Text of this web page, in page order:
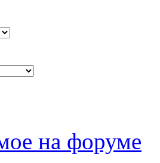
на форуме